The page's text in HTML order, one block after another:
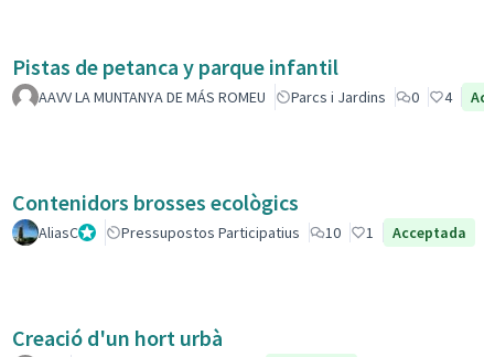
Pistas de petanca y parque infantil
AAVV LA MUNTANYA DE MÁS ROMEU Parcs i Jardins 0 4
Contenidors brosses ecològics
AliasCGestorPressupostos Participatius 10 1 Acceptada
Creació d'un hort urbà